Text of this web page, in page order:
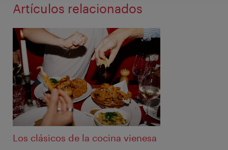
Artículos relacionados
Los clásicos de la cocina vienesa